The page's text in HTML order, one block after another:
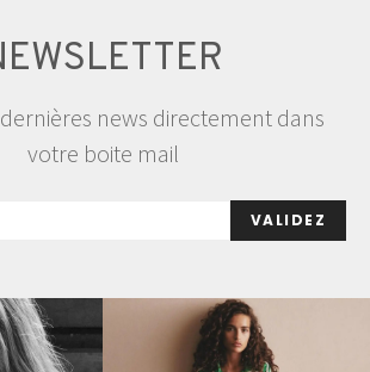
news directement dans
votre boite mail
VALIDEZ